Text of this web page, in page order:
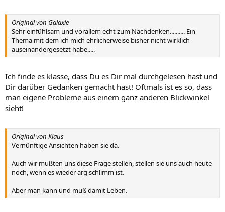
Original von Galaxie
Sehr einfühlsam und vorallem echt zum Nachdenken.......... Ein
Thema mit dem ich mich ehrlicherweise bisher nicht wirklich
auseinandergesetzt habe.....
Ich finde es klasse, dass Du es Dir mal durchgelesen hast und
Dir darüber Gedanken gemacht hast! Oftmals ist es so, dass
man eigene Probleme aus einem ganz anderen Blickwinkel
sieht!
Original von Klaus
Vernünftige Ansichten haben sie da.
Auch wir mußten uns diese Frage stellen, stellen sie uns auch heute
noch, wenn es wieder arg schlimm ist.
Aber man kann und muß damit Leben.